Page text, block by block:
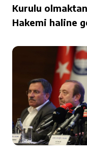
Kurulu
Hakemi haline